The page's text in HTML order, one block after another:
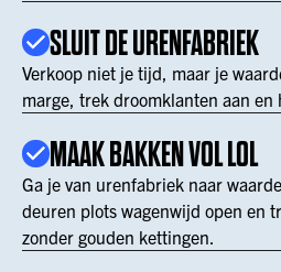
SLUIT DE URENFABRIEK
Verkoop niet je tijd, maar je
marge, trek droomklanten aan en
MAAK BAKKEN VOL LOL
Ga je van urenfabriek naar
deuren plots wagenwijd open en
zonder gouden kettingen.